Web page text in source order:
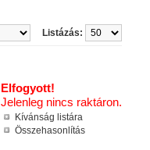
Listázás:
Elfogyott!
Jelenleg nincs raktáron.
Kívánság listára
Összehasonlítás